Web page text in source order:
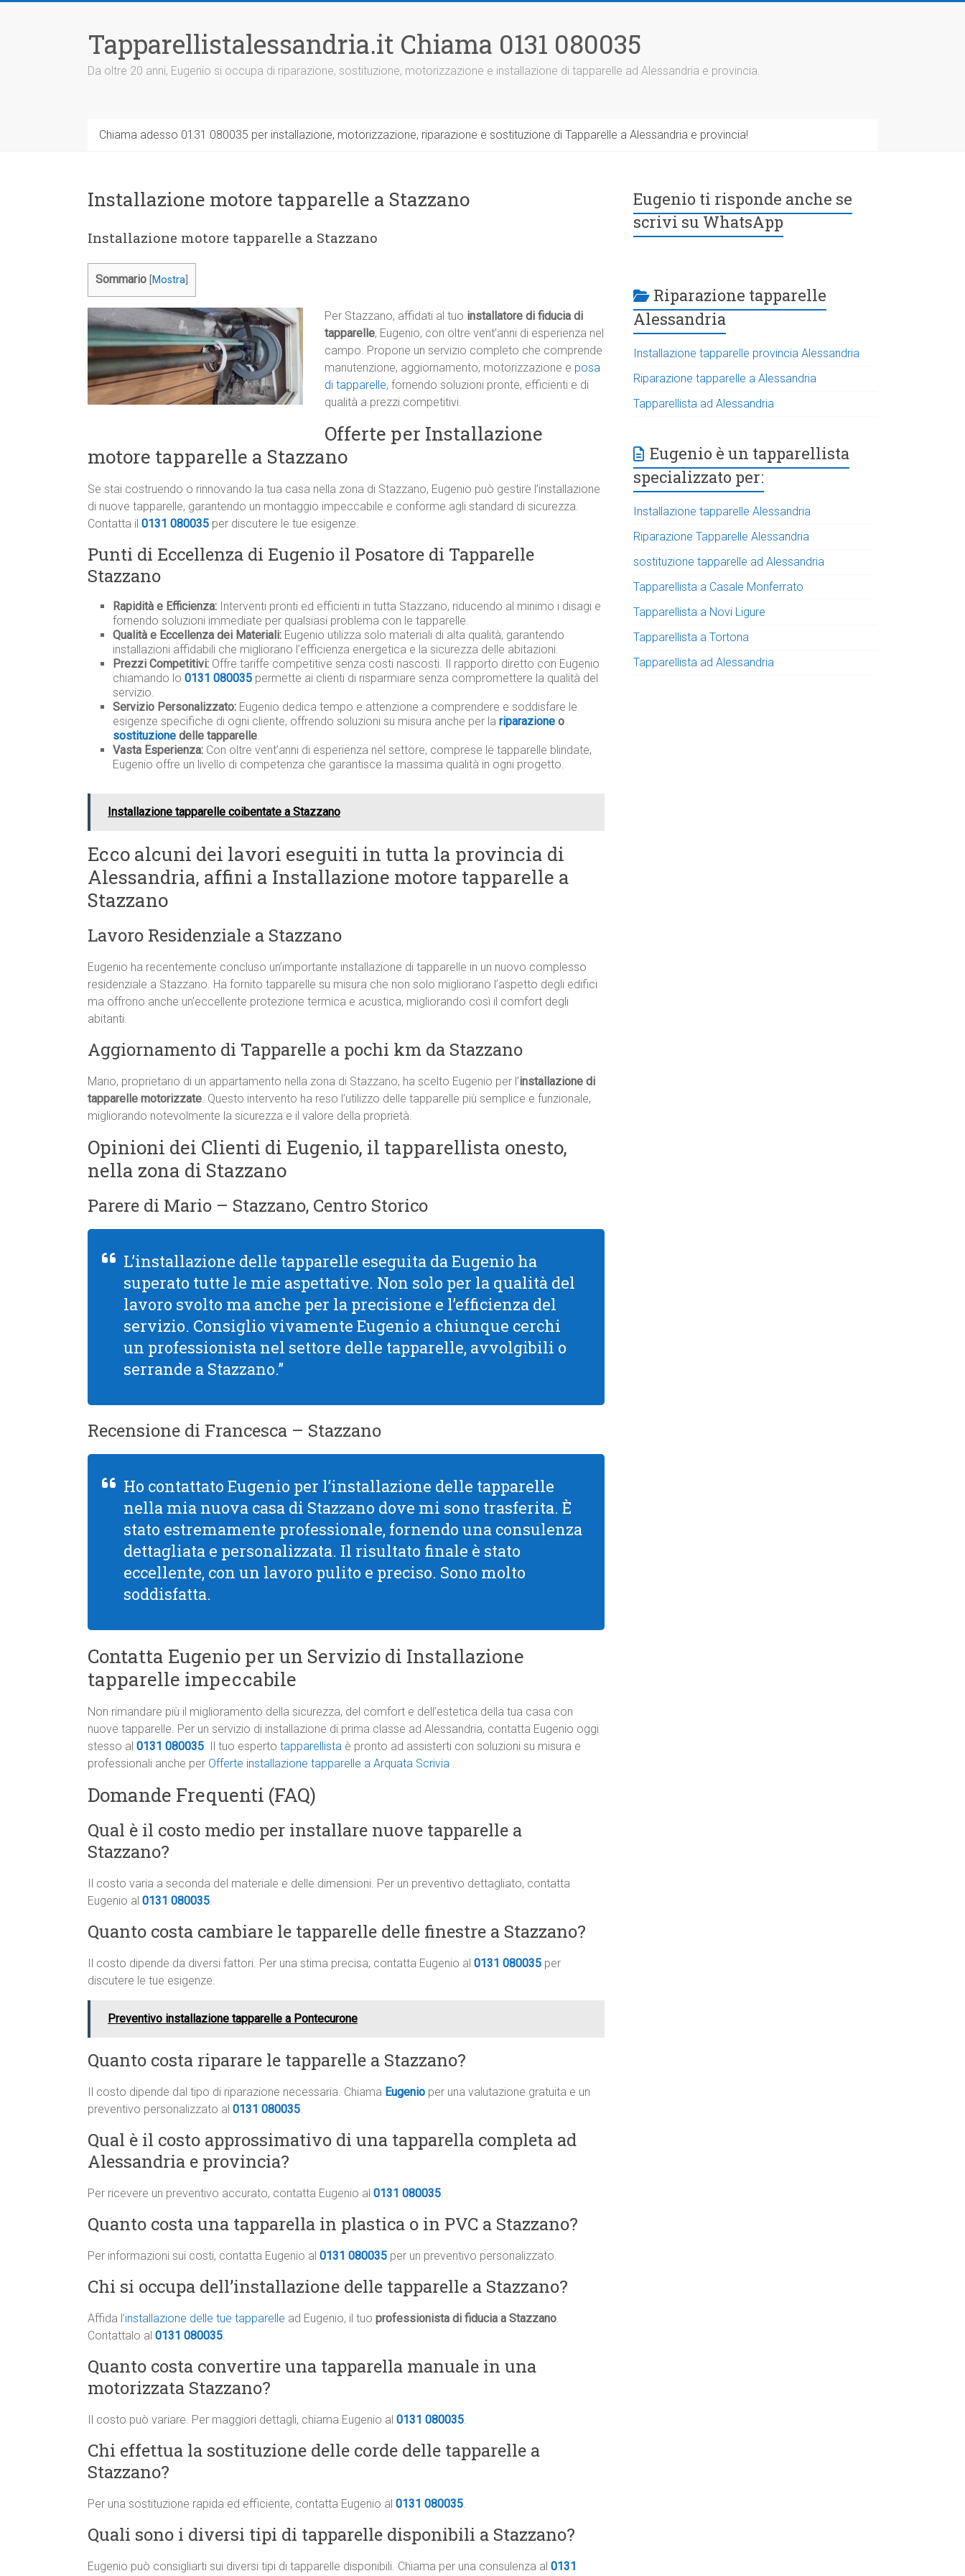
Tapparellistalessandria.it Chiama 0131 080035
Da oltre 20 anni, Eugenio si occupa di riparazione, sostituzione, motorizzazione e installazione di tapparelle ad Alessandria e provincia.
Chiama adesso 0131 080035 per installazione, motorizzazione, riparazione e sostituzione di Tapparelle a Alessandria e provincia!
Installazione motore tapparelle a Stazzano
Installazione motore tapparelle a Stazzano
Sommario Mostra
Per Stazzano, affidati al tuo installatore di fiducia di
tapparelle, Eugenio, con oltre vent’anni di esperienza nel
campo. Propone un servizio completo che comprende
manutenzione, aggiornamento, motorizzazione e posa
di tapparelle, fornendo soluzioni pronte, efficienti e di
qualità a prezzi competitivi.
Offerte per Installazione
motore tapparelle a Stazzano
Se stai costruendo o rinnovando la tua casa nella zona di Stazzano, Eugenio può gestire l’installazione
di nuove tapparelle, garantendo un montaggio impeccabile e conforme agli standard di sicurezza.
Contatta il 0131 080035 per discutere le tue esigenze.
Punti di Eccellenza di Eugenio il Posatore di Tapparelle
Stazzano
Rapidità e Efficienza: Interventi pronti ed efficienti in tutta Stazzano, riducendo al minimo i disagi e
fornendo soluzioni immediate per qualsiasi problema con le tapparelle.
Qualità e Eccellenza dei Materiali: Eugenio utilizza solo materiali di alta qualità, garantendo
installazioni affidabili che migliorano l’efficienza energetica e la sicurezza delle abitazioni.
Prezzi Competitivi: Offre tariffe competitive senza costi nascosti. Il rapporto diretto con Eugenio
chiamando lo 0131 080035 permette ai clienti di risparmiare senza compromettere la qualità del
servizio.
Servizio Personalizzato: Eugenio dedica tempo e attenzione a comprendere e soddisfare le
esigenze specifiche di ogni cliente, offrendo soluzioni su misura anche per la riparazione o
sostituzione delle tapparelle.
Vasta Esperienza: Con oltre vent’anni di esperienza nel settore, comprese le tapparelle blindate,
Eugenio offre un livello di competenza che garantisce la massima qualità in ogni progetto.
Installazione tapparelle coibentate a Stazzano
Ecco alcuni dei lavori eseguiti in tutta la provincia di
Alessandria, affini a Installazione motore tapparelle a
Stazzano
Lavoro Residenziale a Stazzano
Eugenio ha recentemente concluso un’importante installazione di tapparelle in un nuovo complesso
residenziale a Stazzano. Ha fornito tapparelle su misura che non solo migliorano l’aspetto degli edifici
ma offrono anche un’eccellente protezione termica e acustica, migliorando così il comfort degli
abitanti.
Aggiornamento di Tapparelle a pochi km da Stazzano
Mario, proprietario di un appartamento nella zona di Stazzano, ha scelto Eugenio per l’installazione di
tapparelle motorizzate. Questo intervento ha reso l’utilizzo delle tapparelle più semplice e funzionale,
migliorando notevolmente la sicurezza e il valore della proprietà.
Opinioni dei Clienti di Eugenio, il tapparellista onesto,
nella zona di Stazzano
Parere di Mario – Stazzano, Centro Storico
L’installazione delle tapparelle eseguita da Eugenio ha
superato tutte le mie aspettative. Non solo per la qualità del
lavoro svolto ma anche per la precisione e l’efficienza del
servizio. Consiglio vivamente Eugenio a chiunque cerchi
un professionista nel settore delle tapparelle, avvolgibili o
serrande a Stazzano.”
Recensione di Francesca – Stazzano
Ho contattato Eugenio per l’installazione delle tapparelle
nella mia nuova casa di Stazzano dove mi sono trasferita. È
stato estremamente professionale, fornendo una consulenza
dettagliata e personalizzata. Il risultato finale è stato
eccellente, con un lavoro pulito e preciso. Sono molto
soddisfatta.
Contatta Eugenio per un Servizio di Installazione
tapparelle impeccabile
Non rimandare più il miglioramento della sicurezza, del comfort e dell’estetica della tua casa con
nuove tapparelle. Per un servizio di installazione di prima classe ad Alessandria, contatta Eugenio oggi
stesso al 0131 080035. Il tuo esperto tapparellista è pronto ad assisterti con soluzioni su misura e
professionali anche per Offerte installazione tapparelle a Arquata Scrivia .
Domande Frequenti (FAQ)
Qual è il costo medio per installare nuove tapparelle a
Stazzano?
Il costo varia a seconda del materiale e delle dimensioni. Per un preventivo dettagliato, contatta
Eugenio al 0131 080035.
Quanto costa cambiare le tapparelle delle finestre a Stazzano?
Il costo dipende da diversi fattori. Per una stima precisa, contatta Eugenio al 0131 080035 per
discutere le tue esigenze.
Preventivo installazione tapparelle a Pontecurone
Quanto costa riparare le tapparelle a Stazzano?
Il costo dipende dal tipo di riparazione necessaria. Chiama Eugenio per una valutazione gratuita e un
preventivo personalizzato al 0131 080035.
Qual è il costo approssimativo di una tapparella completa ad
Alessandria e provincia?
Per ricevere un preventivo accurato, contatta Eugenio al 0131 080035.
Quanto costa una tapparella in plastica o in PVC a Stazzano?
Per informazioni sui costi, contatta Eugenio al 0131 080035 per un preventivo personalizzato.
Chi si occupa dell’installazione delle tapparelle a Stazzano?
Affida l’installazione delle tue tapparelle ad Eugenio, il tuo professionista di fiducia a Stazzano.
Contattalo al 0131 080035.
Quanto costa convertire una tapparella manuale in una
motorizzata Stazzano?
Il costo può variare. Per maggiori dettagli, chiama Eugenio al 0131 080035.
Chi effettua la sostituzione delle corde delle tapparelle a
Stazzano?
Per una sostituzione rapida ed efficiente, contatta Eugenio al 0131 080035.
Quali sono i diversi tipi di tapparelle disponibili a Stazzano?
Eugenio può consigliarti sui diversi tipi di tapparelle disponibili. Chiama per una consulenza al 0131
Eugenio ti risponde anche se
scrivi su WhatsApp
Riparazione tapparelle
Alessandria
Installazione tapparelle provincia Alessandria
Riparazione tapparelle a Alessandria
Tapparellista ad Alessandria
Eugenio è un tapparellista
specializzato per:
Installazione tapparelle Alessandria
Riparazione Tapparelle Alessandria
sostituzione tapparelle ad Alessandria
Tapparellista a Casale Monferrato
Tapparellista a Novi Ligure
Tapparellista a Tortona
Tapparellista ad Alessandria